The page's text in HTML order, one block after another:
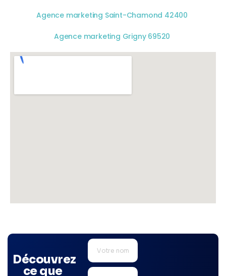
Agence marketing Saint-Chamond 42400
Agence marketing Grigny 69520
Découvrez
ce que